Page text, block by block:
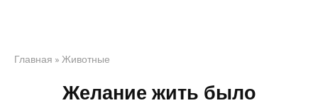
Главная » Животные
Желание жить было